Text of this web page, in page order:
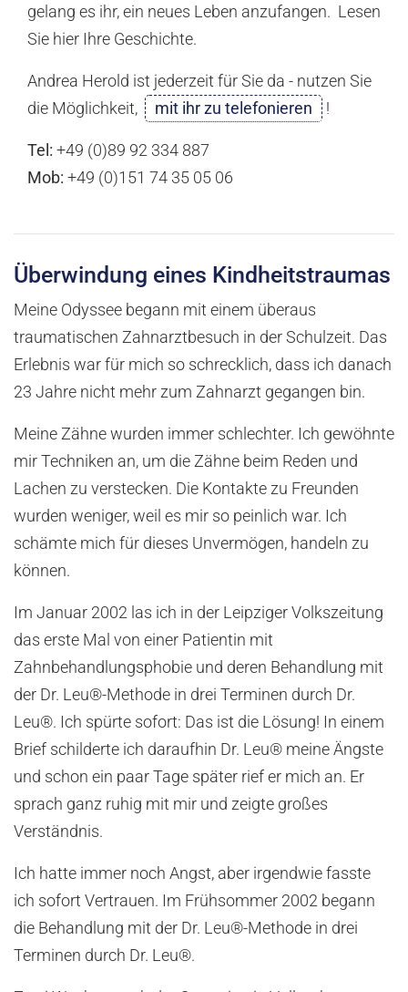
gelang es ihr, ein neues Leben anzufangen. Lesen
Sie hier Ihre Geschichte.
Andrea Herold ist jederzeit für Sie da - nutzen Sie
die Möglichkeit,
mit ihr zu telefonieren !
Tel: +49 (0)89 92 334 887
Mob: +49 (0)151 74 35 05 06
Überwindung eines Kindheitstraumas
Meine Odyssee begann mit einem überaus
traumatischen Zahnarztbesuch in der Schulzeit. Das
Erlebnis war für mich so schrecklich, dass ich danach
23 Jahre nicht mehr zum Zahnarzt gegangen bin.
Meine Zähne wurden immer schlechter. Ich gewöhnte
mir Techniken an, um die Zähne beim Reden und
Lachen zu verstecken. Die Kontakte zu Freunden
wurden weniger, weil es mir so peinlich war. Ich
schämte mich für dieses Unvermögen, handeln zu
können.
Im Januar 2002 las ich in der Leipziger Volkszeitung
das erste Mal von einer Patientin mit
Zahnbehandlungsphobie und deren Behandlung mit
der Dr. Leu®-Methode in drei Terminen durch Dr.
Leu®. Ich spürte sofort: Das ist die Lösung! In einem
Brief schilderte ich daraufhin Dr. Leu® meine Ängste
und schon ein paar Tage später rief er mich an. Er
sprach ganz ruhig mit mir und zeigte großes
Verständnis.
Ich hatte immer noch Angst, aber irgendwie fasste
ich sofort Vertrauen. Im Frühsommer 2002 begann
die Behandlung mit der Dr. Leu®-Methode in drei
Terminen durch Dr. Leu®.